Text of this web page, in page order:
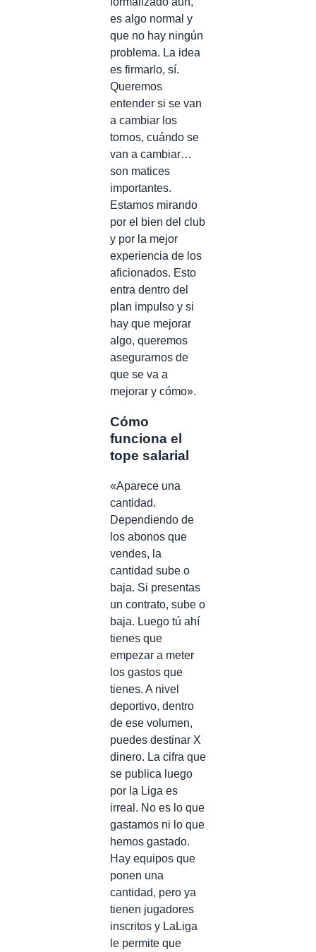
es algo normal y
que no hay ningún
problema. La idea
es firmarlo, sí.
Queremos
entender si se van
a cambiar los
tornos, cuándo se
van a cambiar…
son matices
importantes.
Estamos mirando
por el bien del club
y por la mejor
experiencia de los
aficionados. Esto
entra dentro del
plan impulso y si
hay que mejorar
algo, queremos
asegurarnos de
que se va a
mejorar y cómo».
Cómo
funciona el
tope salarial
«Aparece una
cantidad.
Dependiendo de
los abonos que
vendes, la
cantidad sube o
baja. Si presentas
un contrato, sube o
baja. Luego tú ahí
tienes que
empezar a meter
los gastos que
tienes. A nivel
deportivo, dentro
de ese volumen,
puedes destinar X
dinero. La cifra que
se publica luego
por la Liga es
irreal. No es lo que
gastamos ni lo que
hemos gastado.
Hay equipos que
ponen una
cantidad, pero ya
tienen jugadores
inscritos y LaLiga
le permite que